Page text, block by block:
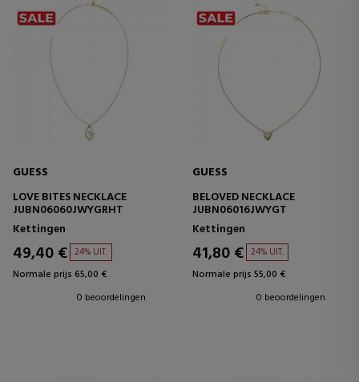
GUESS
LOVE BITES NECKLACE
JUBN06060JWYGRHT
Kettingen
49,40 € 24% UIT.
Normale prijs 65,00 €
0 beoordelingen
GUESS
BELOVED NECKLACE
JUBN06016JWYGT
Kettingen
41,80 € 24% UIT.
Normale prijs 55,00 €
0 beoordelingen